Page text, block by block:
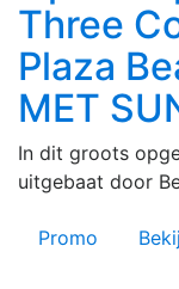
Three
Plaza
MET
In dit groots
uitgebaat door
Promo